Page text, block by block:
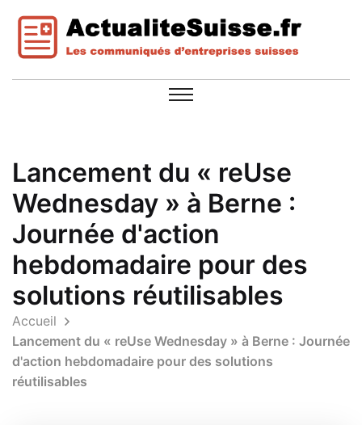
Lancement du « reUse
Wednesday » à Berne :
Journée d'action
hebdomadaire pour des
solutions réutilisables
Accueil
Lancement du « reUse Wednesday » à Berne : Journée
d'action hebdomadaire pour des solutions
réutilisables